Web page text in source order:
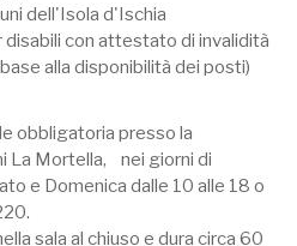
dell'Isola d'Ischia
con attestato di invalidità
alla disponibilità dei posti)
obbligatoria presso la
La Mortella, nei giorni di
e Domenica dalle 10 alle 18 o
sala al chiuso e dura circa 60